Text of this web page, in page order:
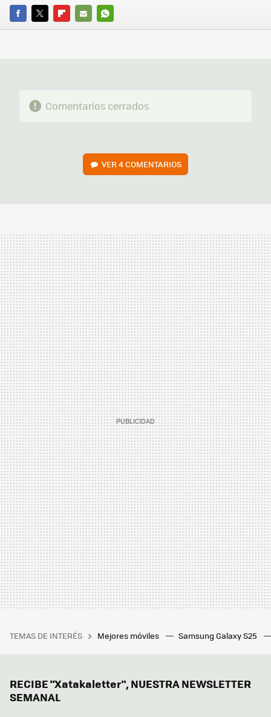
FACEBOOK
TWITTERFLIPBOARD
E-
WHATSAPP
Comentarios cerrados
VER 4 COMENTARIOS
TEMAS DE INTERÉS Mejores móviles Samsung Galaxy S25
RECIBE "Xatakaletter", NUESTRA NEWSLETTER
SEMANAL